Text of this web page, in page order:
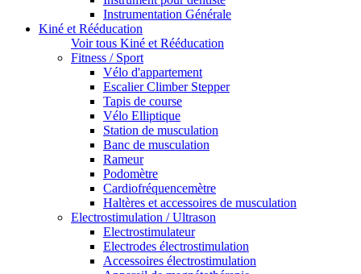
Instrumentation Générale
Kiné et Rééducation
Voir tous Kiné et Rééducation
Fitness / Sport
Vélo d'appartement
Escalier Climber Stepper
Tapis de course
Vélo Elliptique
Station de musculation
Banc de musculation
Rameur
Podomètre
Cardiofréquencemètre
Haltères et accessoires de musculation
Electrostimulation / Ultrason
Electrostimulateur
Electrodes électrostimulation
Accessoires électrostimulation